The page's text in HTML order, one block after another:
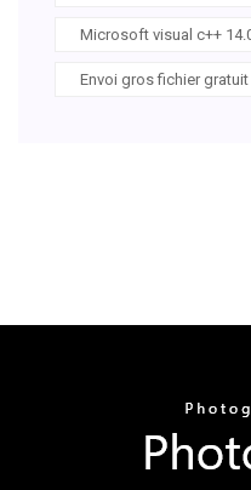
Microsoft visual c++
Envoi gros fichier gratuit